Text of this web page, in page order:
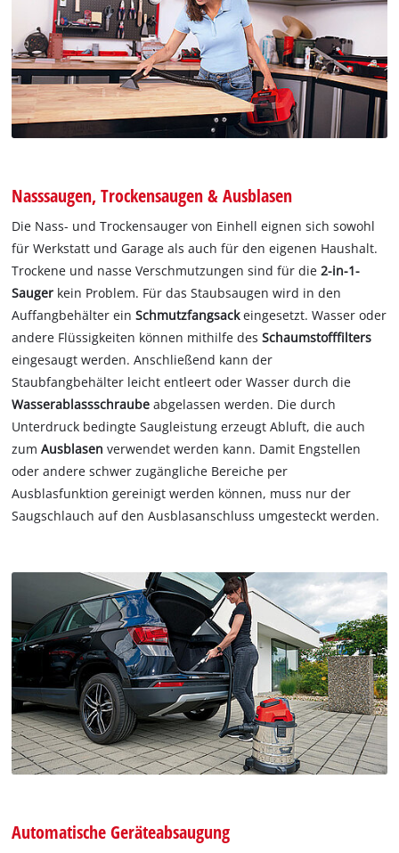
Nasssaugen, Trockensaugen & Ausblasen
Die Nass- und Trockensauger von Einhell eignen sich sowohl
für Werkstatt und Garage als auch für den eigenen Haushalt.
Trockene und nasse Verschmutzungen sind für die2-in-1-
Sauger kein Problem. Für das Staubsaugen wird in den
Auffangbehälter einSchmutzfangsackeingesetzt. Wasser oder
andere Flüssigkeiten können mithilfe desSchaumstofffilters
eingesaugt werden. Anschließend kann der
Staubfangbehälter leicht entleert oder Wasser durch die
Wasserablassschraubeabgelassen werden. Die durch
Unterdruck bedingte Saugleistung erzeugt Abluft, die auch
zumAusblasenverwendet werden kann. Damit Engstellen
oder andere schwer zugängliche Bereiche per
Ausblasfunktion gereinigt werden können, muss nur der
Saugschlauch auf den Ausblasanschluss umgesteckt werden.
Automatische Geräteabsaugung